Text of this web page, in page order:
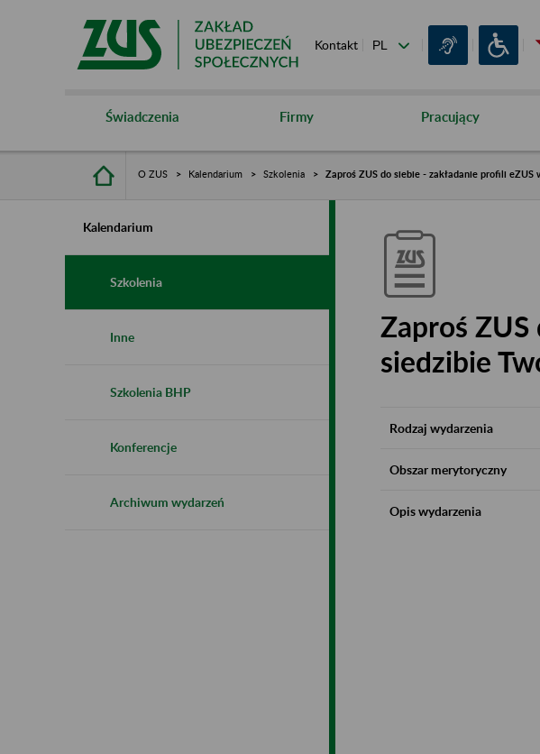
Kontakt
Świadczenia Firmy Pracujący
O ZUS Kalendarium Szkolenia Zaproś ZUS do siebie - zakładanie profili
Kalendarium
Szkolenia
Inne
Szkolenia BHP
Konferencje
Archiwum wydarzeń
Zaproś
siedzibie
Rodzaj wydarzenia
Obszar merytoryczny
Opis wydarzenia